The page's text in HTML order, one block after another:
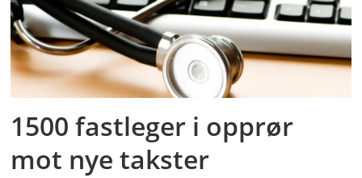
1500 fastleger i opprør
mot nye takster